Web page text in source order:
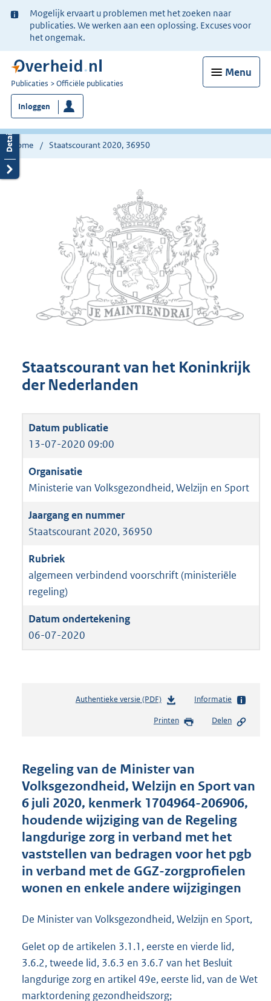
Ter
informatie:
Mogelijk ervaart u problemen met het zoeken naar
publicaties. We werken aan een oplossing. Excuses voor
het ongemak.
Menu
U
bent
nu
hier:
Publicaties Officiële publicaties
Inloggen
Home Staatscourant 2020, 36950
Staatscourant van het Koninkrijk
der Nederlanden
13-07-2020 09:00
Ministerie van Volksgezondheid, Welzijn en Sport
Staatscourant 2020, 36950
algemeen verbindend voorschrift (ministeriële
regeling)
06-07-2020
Authentieke versie (PDF)b
s
d
s
g
o
o
t
e
:
4
K
Informatie
Printen Delen
Regeling van de Minister van
Volksgezondheid, Welzijn en Sport van
6 juli 2020, kenmerk 1704964-206906,
houdende wijziging van de Regeling
langdurige zorg in verband met het
vaststellen van bedragen voor het pgb
in verband met de GGZ-zorgprofielen
wonen en enkele andere wijzigingen
De Minister van Volksgezondheid, Welzijn en Sport,
Gelet op de artikelen 3.1.1, eerste en vierde lid,
3.6.2, tweede lid, 3.6.3 en 3.6.7 van het Besluit
langdurige zorg en artikel 49e, eerste lid, van de Wet
marktordening gezondheidszorg;